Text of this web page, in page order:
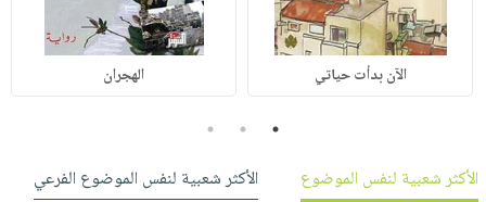
الآن بدأت حياتي الهجران
1
2
3
الأكثر شعبية لنفس الموضوع
الأكثر شعبية لنفس الموضوع الفرعي